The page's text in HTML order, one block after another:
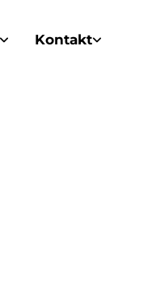
Kontakt